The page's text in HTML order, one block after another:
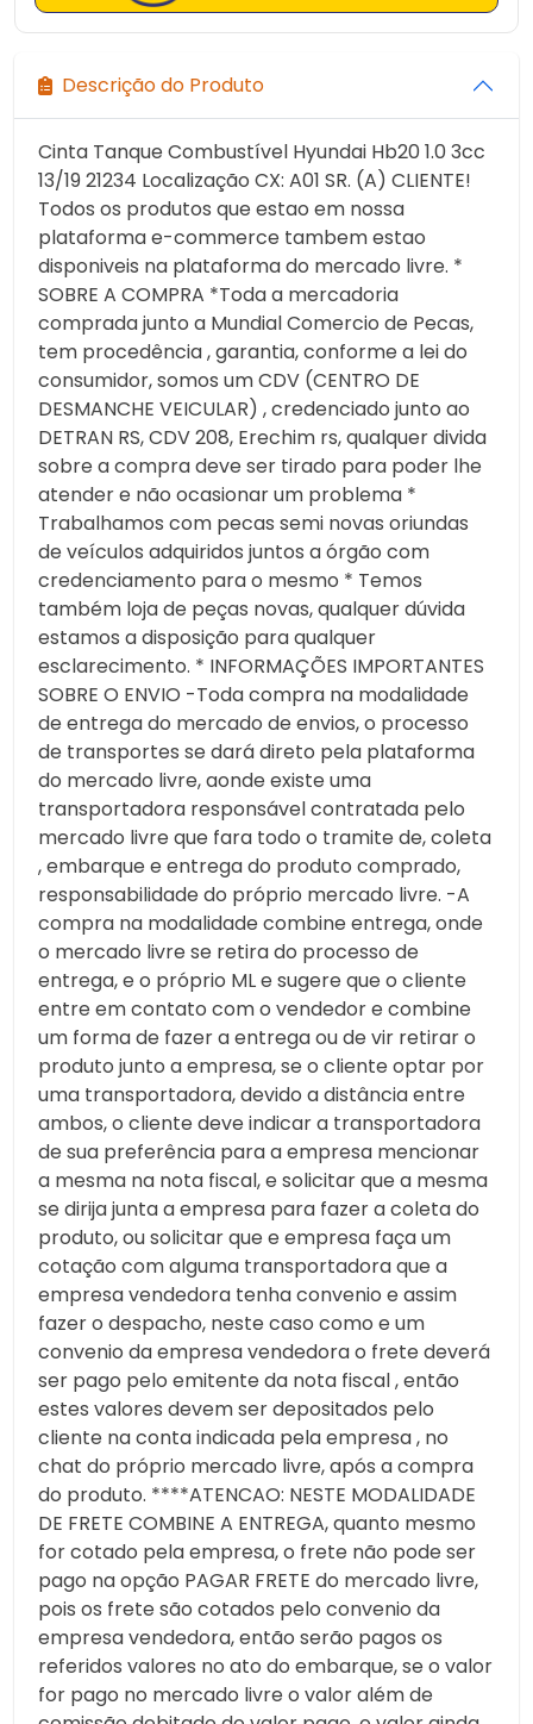
Descrição do Produto
Cinta Tanque Combustível Hyundai Hb20 1.0 3cc
13/19 21234 Localização CX: A01 SR. (A) CLIENTE!
Todos os produtos que estao em nossa
plataforma e-commerce tambem estao
disponiveis na plataforma do mercado livre. *
SOBRE A COMPRA *Toda a mercadoria
comprada junto a Mundial Comercio de Pecas,
tem procedência , garantia, conforme a lei do
consumidor, somos um CDV (CENTRO DE
DESMANCHE VEICULAR) , credenciado junto ao
DETRAN RS, CDV 208, Erechim rs, qualquer divida
sobre a compra deve ser tirado para poder lhe
atender e não ocasionar um problema *
Trabalhamos com pecas semi novas oriundas
de veículos adquiridos juntos a órgão com
credenciamento para o mesmo * Temos
também loja de peças novas, qualquer dúvida
estamos a disposição para qualquer
esclarecimento. * INFORMAÇÕES IMPORTANTES
SOBRE O ENVIO -Toda compra na modalidade
de entrega do mercado de envios, o processo
de transportes se dará direto pela plataforma
do mercado livre, aonde existe uma
transportadora responsável contratada pelo
mercado livre que fara todo o tramite de, coleta
, embarque e entrega do produto comprado,
responsabilidade do próprio mercado livre. -A
compra na modalidade combine entrega, onde
o mercado livre se retira do processo de
entrega, e o próprio ML e sugere que o cliente
entre em contato com o vendedor e combine
um forma de fazer a entrega ou de vir retirar o
produto junto a empresa, se o cliente optar por
uma transportadora, devido a distância entre
ambos, o cliente deve indicar a transportadora
de sua preferência para a empresa mencionar
a mesma na nota fiscal, e solicitar que a mesma
se dirija junta a empresa para fazer a coleta do
produto, ou solicitar que e empresa faça um
cotação com alguma transportadora que a
empresa vendedora tenha convenio e assim
fazer o despacho, neste caso como e um
convenio da empresa vendedora o frete deverá
ser pago pelo emitente da nota fiscal , então
estes valores devem ser depositados pelo
cliente na conta indicada pela empresa , no
chat do próprio mercado livre, após a compra
do produto. ****ATENCAO: NESTE MODALIDADE
DE FRETE COMBINE A ENTREGA, quanto mesmo
for cotado pela empresa, o frete não pode ser
pago na opção PAGAR FRETE do mercado livre,
pois os frete são cotados pelo convenio da
empresa vendedora, então serão pagos os
referidos valores no ato do embarque, se o valor
for pago no mercado livre o valor além de